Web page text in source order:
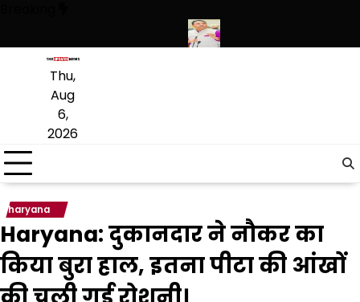
content
Thu,
Aug
6,
2026
haryana
Haryana: दुकानदार ने नौकर का
किया बुरा हाल, इतना पीटा की आंखों